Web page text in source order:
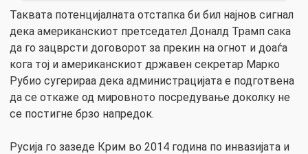
Таквата потенцијалната отстапка би бил најнов сигнал
дека американскиот претседател Доналд Трамп сака
да го зацврсти договорот за прекин на огнот и доаѓа
кога тој и американскиот државен секретар Марко
Рубио сугерираа дека администрацијата е подготвена
да се откаже од мировното посредување доколку не
се постигне брзо напредок.
Русија го зазеде Крим во 2014 година по инвазијата и